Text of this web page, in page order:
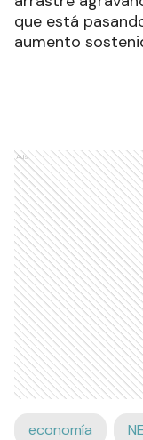
que está
aumento
Ads
economía